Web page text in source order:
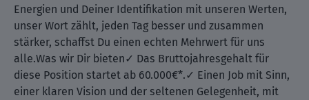
Energien und Deiner Identifikation mit unseren Werten,
unser Wort zählt, jeden Tag besser und zusammen
stärker, schaffst Du einen echten Mehrwert für uns
alle.Was wir Dir bieten✓ Das Bruttojahresgehalt für
diese Position startet ab 60.000€*.✓ Einen Job mit Sinn,
einer klaren Vision und der seltenen Gelegenheit, mit